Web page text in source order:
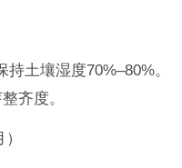
持土壤湿度70%–80%。
齐度。